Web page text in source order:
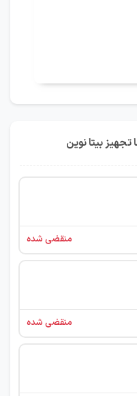
بیتا نوین
منقضی شده
منقضی شده